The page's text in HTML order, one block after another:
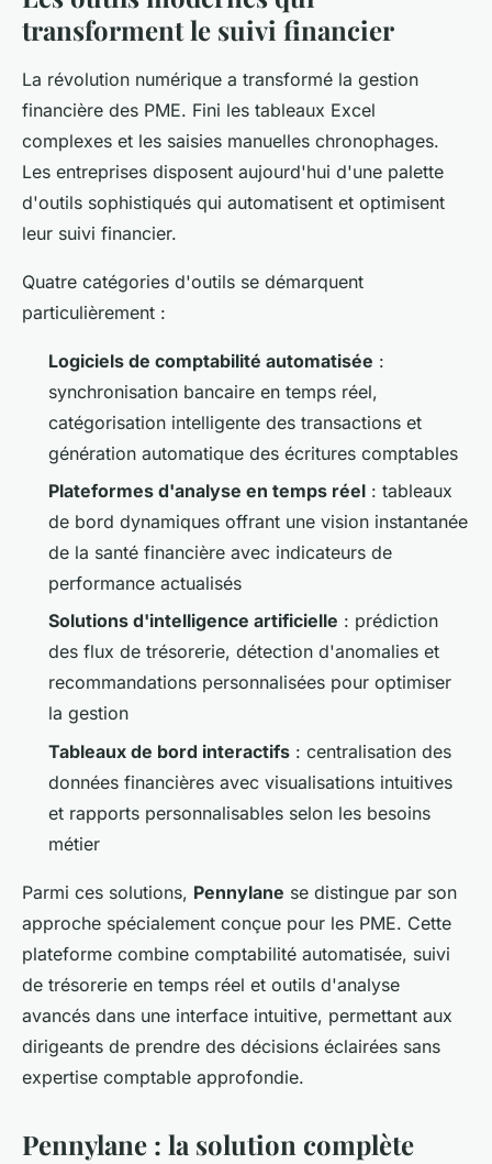
transforment le suivi financier
La révolution numérique a transformé la gestion
financière des PME. Fini les tableaux Excel
complexes et les saisies manuelles chronophages.
Les entreprises disposent aujourd'hui d'une palette
d'outils sophistiqués qui automatisent et optimisent
leur suivi financier.
Quatre catégories d'outils se démarquent
particulièrement :
Logiciels de comptabilité automatisée :
synchronisation bancaire en temps réel,
catégorisation intelligente des transactions et
génération automatique des écritures comptables
Plateformes d'analyse en temps réel : tableaux
de bord dynamiques offrant une vision instantanée
de la santé financière avec indicateurs de
performance actualisés
Solutions d'intelligence artificielle : prédiction
des flux de trésorerie, détection d'anomalies et
recommandations personnalisées pour optimiser
la gestion
Tableaux de bord interactifs : centralisation des
données financières avec visualisations intuitives
et rapports personnalisables selon les besoins
métier
Parmi ces solutions, Pennylane se distingue par son
approche spécialement conçue pour les PME. Cette
plateforme combine comptabilité automatisée, suivi
de trésorerie en temps réel et outils d'analyse
avancés dans une interface intuitive, permettant aux
dirigeants de prendre des décisions éclairées sans
expertise comptable approfondie.
Pennylane : la solution complète